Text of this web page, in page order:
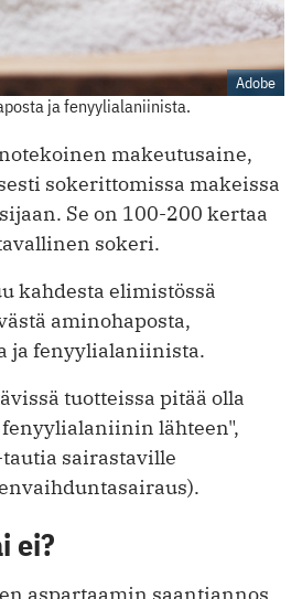
Adobe
ja fenyylialaniinista.
makeutusaine,
sokerittomissa makeissa
Se on 100-200 kertaa
sokeri.
kahdesta elimistössä
aminohaposta,
ja fenyylialaniinista.
tuotteissa pitää olla
lähteen",
sairastaville
ei?